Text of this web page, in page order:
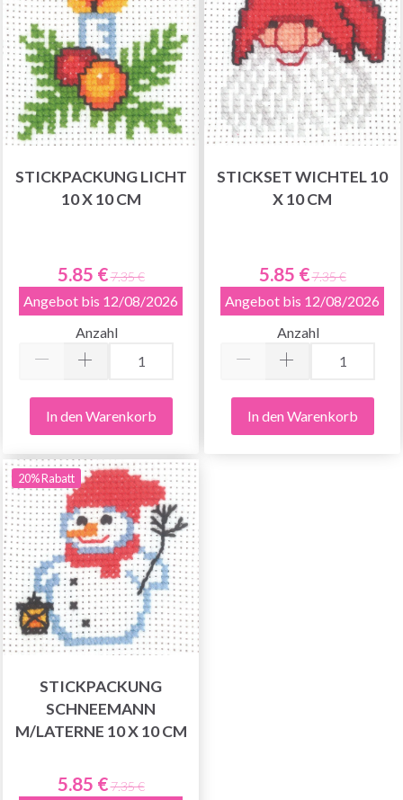
STICKPACKUNG LICHT
10 X 10 CM
5.85 €7.35 €
Angebot bis 12/08/2026
Anzahl
In den Warenkorb
STICKSET WICHTEL 10
X 10 CM
5.85 €7.35 €
Angebot bis 12/08/2026
Anzahl
In den Warenkorb
20% Rabatt
STICKPACKUNG
SCHNEEMANN
M/LATERNE 10 X 10 CM
5.85 €7.35 €